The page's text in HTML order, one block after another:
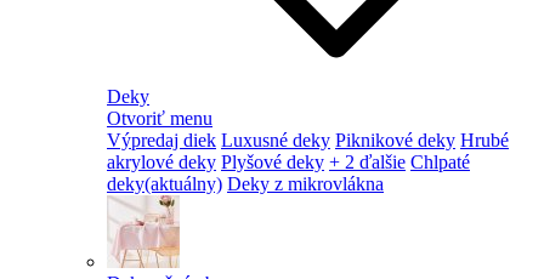
Deky
Otvoriť menu
Výpredaj diek Luxusné deky Piknikové deky Hrubé
akrylové deky Plyšové deky + 2 ďalšie Chlpaté
deky(aktuálny) Deky z mikrovlákna